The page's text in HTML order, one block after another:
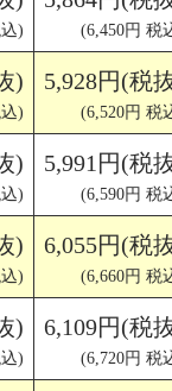
) (6,450円 税
)
)
5,928円(税
(6,520円 税
)
)
5,991円(税
(6,590円 税
)
)
6,055円(税
(6,660円 税
)
)
6,109円(税
(6,720円 税